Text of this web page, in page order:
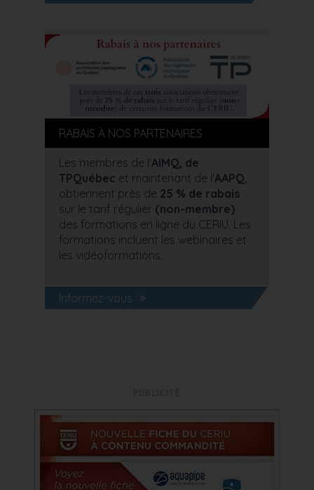
RABAIS À NOS PARTENAIRES
Les membres de l'AIMQ, de
TPQuébec et maintenant de l'AAPQ
obtiennent près de 25 % de rabais
sur le tarif régulier (non-membre)
des formations en ligne du CERIU. Les
formations incluent les webinaires et
les vidéoformations.
Informez-vous